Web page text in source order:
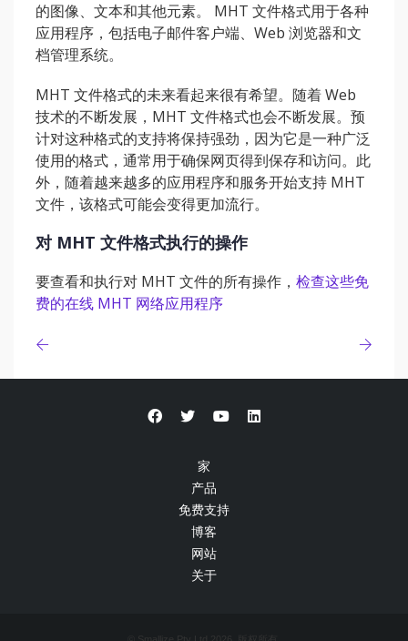
的图像、文本和其他元素。 MHT 文件格式用于各种
应用程序，包括电子邮件客户端、Web 浏览器和文
档管理系统。
MHT 文件格式的未来看起来很有希望。随着 Web
技术的不断发展，MHT 文件格式也会不断发展。预
计对这种格式的支持将保持强劲，因为它是一种广泛
使用的格式，通常用于确保网页得到保存和访问。此
外，随着越来越多的应用程序和服务开始支持 MHT
文件，该格式可能会变得更加流行。
对 MHT 文件格式执行的操作
要查看和执行对 MHT 文件的所有操作， 检查这些免
费的在线 MHT 网络应用程序
家
产品
免费支持
博客
网站
关于